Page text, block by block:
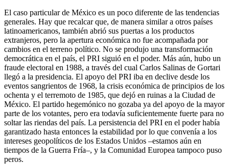
El caso particular de México es un poco diferente de las tendencias
generales. Hay que recalcar que, de manera similar a otros países
latinoamericanos, también abrió sus puertas a los productos
extranjeros, pero la apertura económica no fue acompañada por
cambios en el terreno político. No se produjo una transformación
democrática en el país, el PRI siguió en el poder. Más aún, hubo un
fraude electoral en 1988, a través del cual Carlos Salinas de Gortari
llegó a la presidencia. El apoyo del PRI iba en declive desde los
eventos sangrientos de 1968, la crisis económica de principios de los
ochenta y el terremoto de 1985, que dejó en ruinas a la Ciudad de
México. El partido hegemónico no gozaba ya del apoyo de la mayor
parte de los votantes, pero era todavía suficientemente fuerte para no
soltar las riendas del país. La persistencia del PRI en el poder había
garantizado hasta entonces la estabilidad por lo que convenía a los
intereses geopolíticos de los Estados Unidos –estamos aún en
tiempos de la Guerra Fría–, y la Comunidad Europea tampoco puso
peros.